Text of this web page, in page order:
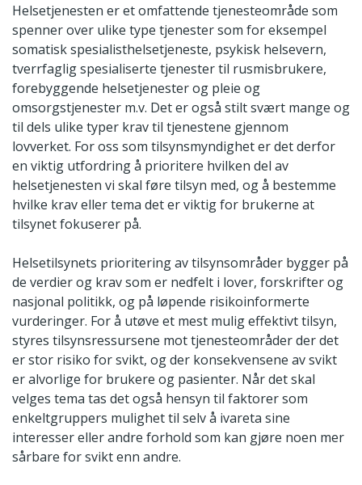
Helsetjenesten er et omfattende tjenesteområde som
spenner over ulike type tjenester som for eksempel
somatisk spesialisthelsetjeneste, psykisk helsevern,
tverrfaglig spesialiserte tjenester til rusmisbrukere,
forebyggende helsetjenester og pleie og
omsorgstjenester m.v. Det er også stilt svært mange og
til dels ulike typer krav til tjenestene gjennom
lovverket. For oss som tilsynsmyndighet er det derfor
en viktig utfordring å prioritere hvilken del av
helsetjenesten vi skal føre tilsyn med, og å bestemme
hvilke krav eller tema det er viktig for brukerne at
tilsynet fokuserer på.
Helsetilsynets prioritering av tilsynsområder bygger på
de verdier og krav som er nedfelt i lover, forskrifter og
nasjonal politikk, og på løpende risikoinformerte
vurderinger. For å utøve et mest mulig effektivt tilsyn,
styres tilsynsressursene mot tjenesteområder der det
er stor risiko for svikt, og der konsekvensene av svikt
er alvorlige for brukere og pasienter. Når det skal
velges tema tas det også hensyn til faktorer som
enkeltgruppers mulighet til selv å ivareta sine
interesser eller andre forhold som kan gjøre noen mer
sårbare for svikt enn andre.